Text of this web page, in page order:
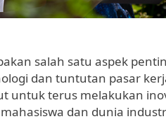
salah satu aspek
dan tuntutan pasar
untuk terus melakukan
dan dunia